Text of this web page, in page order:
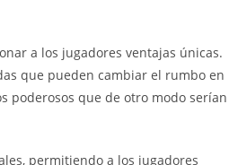
a los jugadores ventajas únicas.
que pueden cambiar el rumbo en
poderosos que de otro modo serían
permitiendo a los jugadores